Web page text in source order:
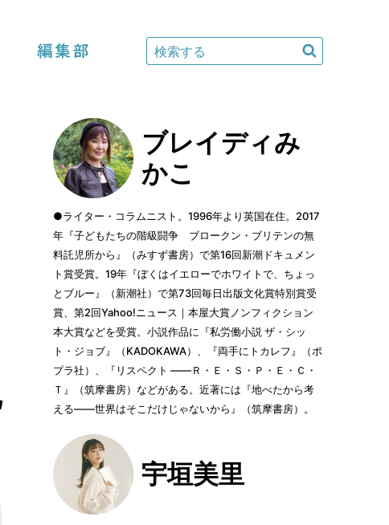
ブレイディみ
かこ
●ライター・コラムニスト。1996年より英国在住。2017
年『子どもたちの階級闘争 ブロークン・ブリテンの無
料託児所から』（みすず書房）で第16回新潮ドキュメン
ト賞受賞。19年『ぼくはイエローでホワイトで、ちょっ
とブルー』（新潮社）で第73回毎日出版文化賞特別賞受
賞、第2回Yahoo!ニュース｜本屋大賞ノンフィクション
本大賞などを受賞。小説作品に『私労働小説 ザ・シッ
ト・ジョブ』（KADOKAWA）、『両手にトカレフ』（ポ
プラ社）、『リスペクト ――Ｒ・Ｅ・Ｓ・Ｐ・Ｅ・Ｃ・
Ｔ』（筑摩書房）などがある。近著には『地べたから考
える――世界はそこだけじゃないから』（筑摩書房）。
宇垣美里